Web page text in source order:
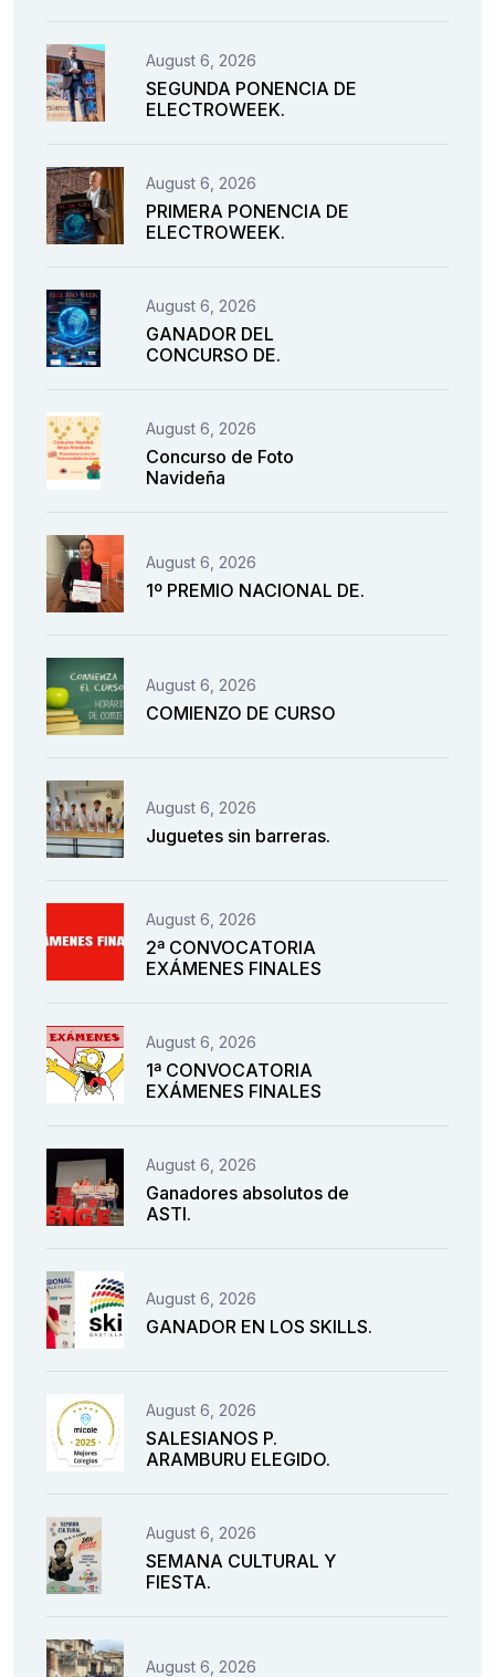
August 6, 2026
SEGUNDA PONENCIA DE
ELECTROWEEK.
August 6, 2026
PRIMERA PONENCIA DE
ELECTROWEEK.
August 6, 2026
GANADOR DEL
CONCURSO DE.
August 6, 2026
Concurso de Foto
Navideña
August 6, 2026
1º PREMIO NACIONAL DE.
August 6, 2026
COMIENZO DE CURSO
August 6, 2026
Juguetes sin barreras.
August 6, 2026
2ª CONVOCATORIA
EXÁMENES FINALES
August 6, 2026
1ª CONVOCATORIA
EXÁMENES FINALES
August 6, 2026
Ganadores absolutos de
ASTI.
August 6, 2026
GANADOR EN LOS SKILLS.
August 6, 2026
SALESIANOS P.
ARAMBURU ELEGIDO.
August 6, 2026
SEMANA CULTURAL Y
FIESTA.
August 6, 2026